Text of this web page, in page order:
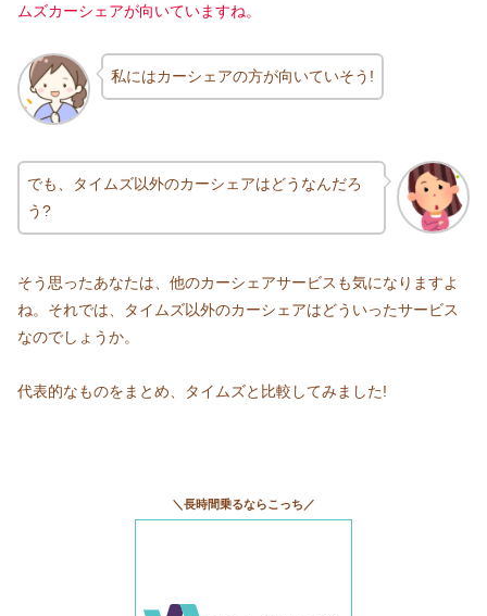
ムズカーシェアが向いていますね。
私にはカーシェアの方が向いていそう!
でも、タイムズ以外のカーシェアはどうなんだろ
う?
そう思ったあなたは、他のカーシェアサービスも気になりますよ
ね。それでは、タイムズ以外のカーシェアはどういったサービス
なのでしょうか。
代表的なものをまとめ、タイムズと比較してみました!
＼長時間乗るならこっち／